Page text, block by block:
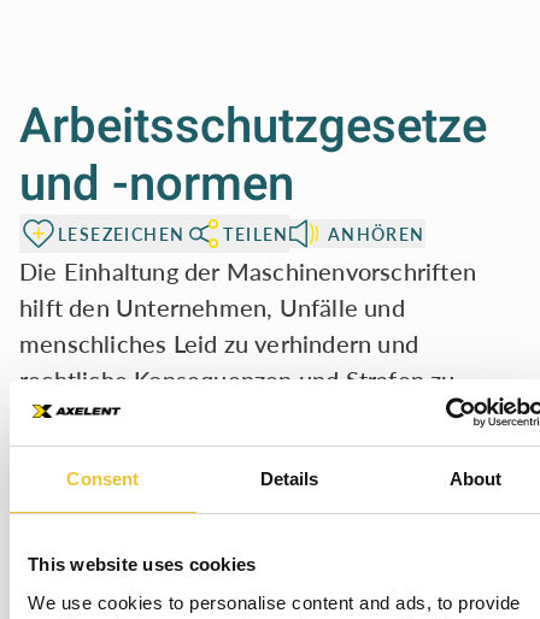
Consent Details About
This website uses cookies
We use cookies to personalise content and ads, to provide
Arbeitsschutzgesetze
und -normen
LESEZEICHEN TEILEN ANHÖREN
Die Einhaltung der Maschinenvorschriften
hilft den Unternehmen, Unfälle und
menschliches Leid zu verhindern und
rechtliche Konsequenzen und Strafen zu
vermeiden. In diesem Kapitel werden
verschiedene Vorschriften vorgestellt und
erläutert.
Sie stärkt den Ruf und die Zuverlässigkeit des Unternehmens
und schafft Vertrauen bei Interessengruppen und Kunden.
Willkommen zum Safety Book